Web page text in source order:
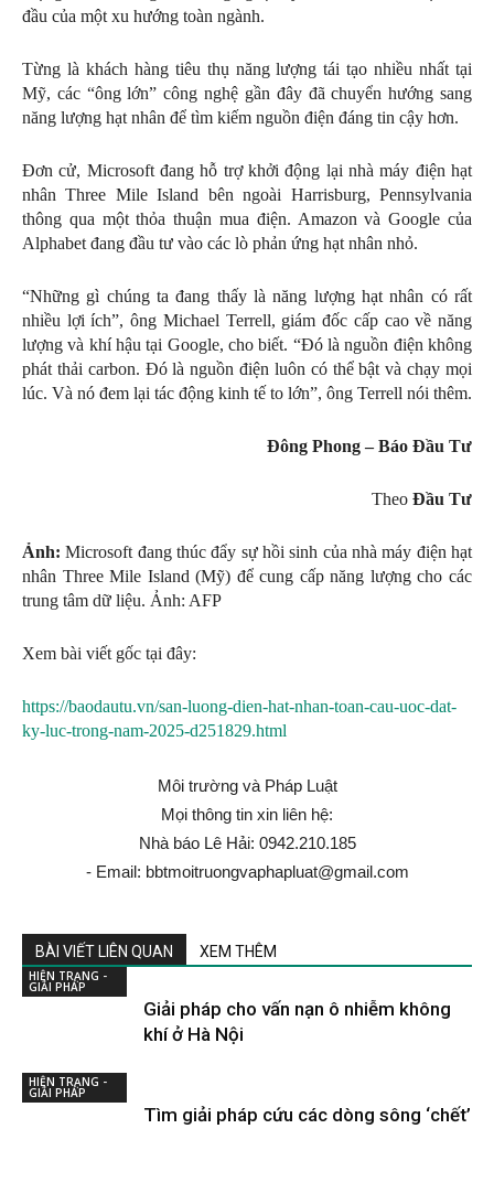
đầu của một xu hướng toàn ngành.
Từng là khách hàng tiêu thụ năng lượng tái tạo nhiều nhất tại
Mỹ, các “ông lớn” công nghệ gần đây đã chuyển hướng sang
năng lượng hạt nhân để tìm kiếm nguồn điện đáng tin cậy hơn.
Đơn cử, Microsoft đang hỗ trợ khởi động lại nhà máy điện hạt
nhân Three Mile Island bên ngoài Harrisburg, Pennsylvania
thông qua một thỏa thuận mua điện. Amazon và Google của
Alphabet đang đầu tư vào các lò phản ứng hạt nhân nhỏ.
“Những gì chúng ta đang thấy là năng lượng hạt nhân có rất
nhiều lợi ích”, ông Michael Terrell, giám đốc cấp cao về năng
lượng và khí hậu tại Google, cho biết. “Đó là nguồn điện không
phát thải carbon. Đó là nguồn điện luôn có thể bật và chạy mọi
lúc. Và nó đem lại tác động kinh tế to lớn”, ông Terrell nói thêm.
Đông Phong – Báo Đầu Tư
Theo Đầu Tư
Ảnh: Microsoft đang thúc đẩy sự hồi sinh của nhà máy điện hạt
nhân Three Mile Island (Mỹ) để cung cấp năng lượng cho các
trung tâm dữ liệu. Ảnh: AFP
Xem bài viết gốc tại đây:
https://baodautu.vn/san-luong-dien-hat-nhan-toan-cau-uoc-dat-
ky-luc-trong-nam-2025-d251829.html
Môi trường và Pháp Luật
Mọi thông tin xin liên hệ:
Nhà báo Lê Hải: 0942.210.185
- Email: bbtmoitruongvaphapluat@gmail.com
BÀI VIẾT LIÊN QUAN XEM THÊM
HIỆN TRẠNG -
GIẢI PHÁP
Giải pháp cho vấn nạn ô nhiễm không
khí ở Hà Nội
HIỆN TRẠNG -
GIẢI PHÁP
Tìm giải pháp cứu các dòng sông ‘chết’